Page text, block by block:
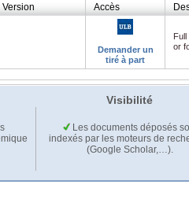
Version Accès
Demander un
tiré à part
or
Visibilité
Les documents déposés
indexés par les moteurs de
(Google Scholar,…).